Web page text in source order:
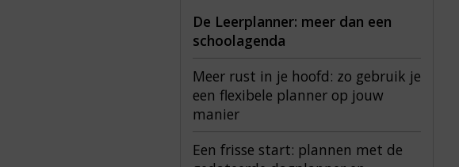
De Leerplanner: meer dan een
schoolagenda
Meer rust in je hoofd: zo gebruik je
een flexibele planner op jouw
manier
Een frisse start: plannen met de